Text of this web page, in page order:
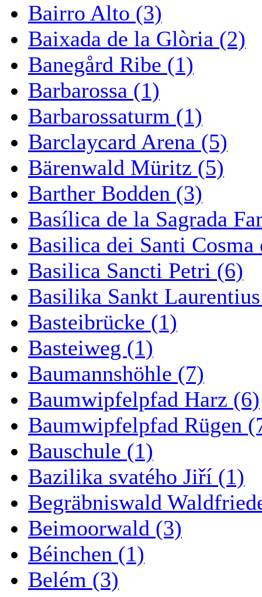
Bairro Alto (3)
Baixada de la Glòria (2)
Banegård Ribe (1)
Barbarossa (1)
Barbarossaturm (1)
Barclaycard Arena (5)
Bärenwald Müritz (5)
Barther Bodden (3)
Basílica de la Sagrada
Basilica dei Santi
Basilica Sancti Petri (6)
Basilika Sankt
Basteibrücke (1)
Basteiweg (1)
Baumannshöhle (7)
Baumwipfelpfad Harz (6)
Baumwipfelpfad Rügen
Bauschule (1)
Bazilika svatého Jiří (1)
Begräbniswald
Beimoorwald (3)
Béinchen (1)
Belém (3)